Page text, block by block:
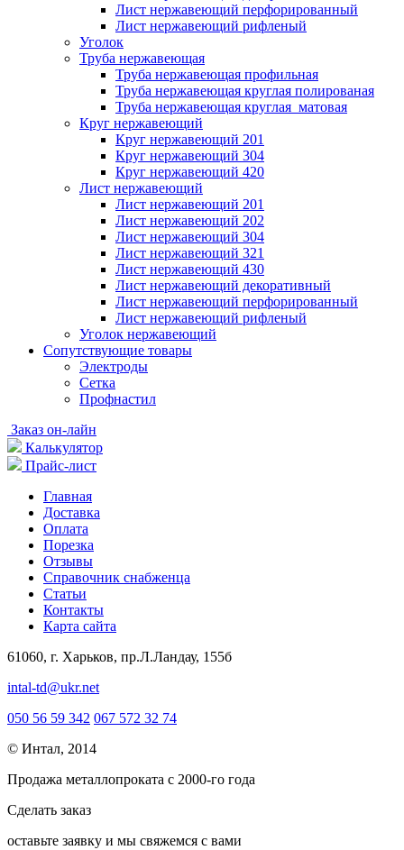
Лист нержавеющий перфорированный
Лист нержавеющий рифленый
Уголок
Труба нержавеющая
Труба нержавеющая профильная
Труба нержавеющая круглая полированая
Труба нержавеющая круглая матовая
Круг нержавеющий
Круг нержавеющий 201
Круг нержавеющий 304
Круг нержавеющий 420
Лист нержавеющий
Лист нержавеющий 201
Лист нержавеющий 202
Лист нержавеющий 304
Лист нержавеющий 321
Лист нержавеющий 430
Лист нержавеющий декоративный
Лист нержавеющий перфорированный
Лист нержавеющий рифленый
Уголок нержавеющий
Cопутствующие товары
Электроды
Сетка
Профнастил
Заказ он-лайн
Калькулятор
Прайс-лист
Главная
Доставка
Оплата
Порезка
Отзывы
Справочник снабженца
Статьи
Контакты
Карта сайта
61060, г. Харьков, пр.Л.Ландау, 155б
intal-td@ukr.net
050 56 59 342 067 572 32 74
© Интал, 2014
Продажа металлопроката с 2000-го года
Сделать заказ
оcтавьте заявку и мы свяжемся с вами